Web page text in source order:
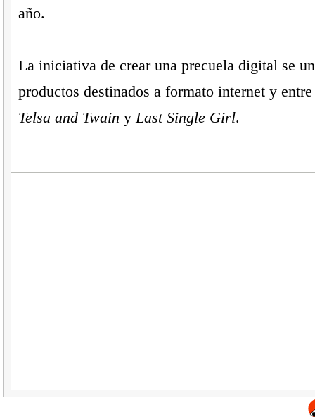
año.
La iniciativa de crear una precuela digital se
productos destinados a formato internet y
Telsa and Twain yLast Single Girl.